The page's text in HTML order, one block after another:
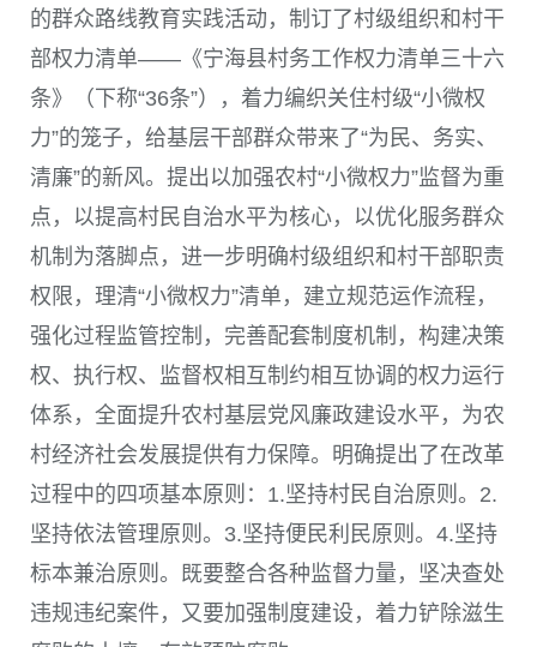
的群众路线教育实践活动，制订了村级组织和村干
部权力清单——《宁海县村务工作权力清单三十六
条》（下称“36条”），着力编织关住村级“小微权
力”的笼子，给基层干部群众带来了“为民、务实、
清廉”的新风。提出以加强农村“小微权力”监督为重
点，以提高村民自治水平为核心，以优化服务群众
机制为落脚点，进一步明确村级组织和村干部职责
权限，理清“小微权力”清单，建立规范运作流程，
强化过程监管控制，完善配套制度机制，构建决策
权、执行权、监督权相互制约相互协调的权力运行
体系，全面提升农村基层党风廉政建设水平，为农
村经济社会发展提供有力保障。明确提出了在改革
过程中的四项基本原则：1.坚持村民自治原则。2.
坚持依法管理原则。3.坚持便民利民原则。4.坚持
标本兼治原则。既要整合各种监督力量，坚决查处
违规违纪案件，又要加强制度建设，着力铲除滋生